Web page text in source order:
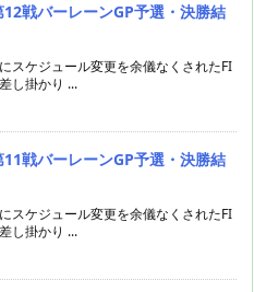
戦バーレーンGP予選・決勝結
スケジュール変更を余儀なくされたFI
し掛かり ...
戦バーレーンGP予選・決勝結
スケジュール変更を余儀なくされたFI
し掛かり ...